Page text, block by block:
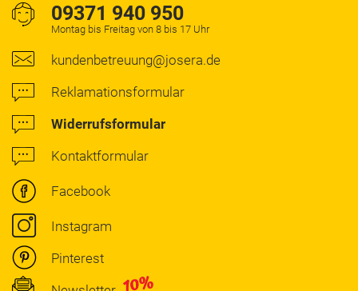
09371 940 950
Montag bis Freitag von 8 bis 17 Uhr
kundenbetreuung@josera.de
Reklamationsformular
Widerrufsformular
Kontaktformular
Facebook
Instagram
Pinterest